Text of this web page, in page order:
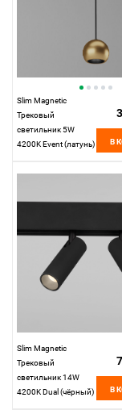
Slim Magnetic
Трековый
светильник 5W
4200K Event (латунь)
Elektrostandard
В
Slim Magnetic
Трековый
светильник 14W
4200K Dual (чёрный)
В